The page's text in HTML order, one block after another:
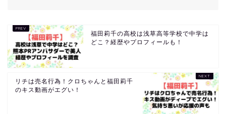
福田莉千の高校は浅草高等学校で中学は
どこ？経歴やプロフィールも！
リチは売名行為！クロちゃんと福田莉千
のキス動画がエグい！